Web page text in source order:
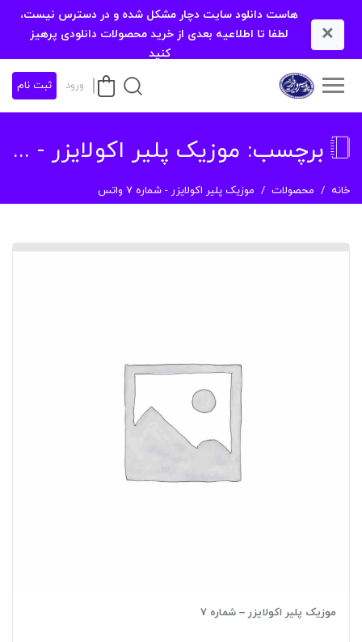
×
هاست دانلود سایت دچار مشکل شده و در دسترس نیست،
لطفا تا اطلاعیه بعدی از خرید محصولات دانلودی پرهیز
کنید
ورود ثبت نام
برچسب: موزیک پلیر اکولایزر - شماره 7 واتس
خانه محصولات موزیک پلیر اکولایزر - شماره 7 واتس
موزیک پلیر اکولایزر – شماره 7